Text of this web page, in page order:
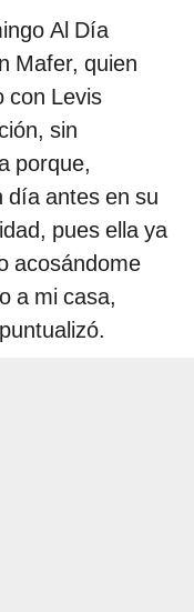
Al Día
Mafer, quien
con Levis
sin
porque,
día antes en su
pues ella ya
acosándome
a mi casa,